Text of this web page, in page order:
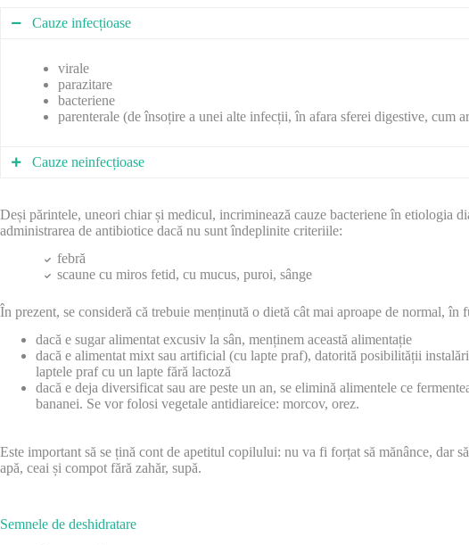
Cauze infecțioase
virale
parazitare
bacteriene
parenterale (de însoțire a unei alte infecții, în afara sferei digestive, cum
Cauze neinfecțioase
greșeli alimentare (supra și subalimentație)
malabsorbție/maldigestie (în acest caz episoadele de diaree sunt
tratamente antibiotice prelungite, cu distrugerea florei intestinale normale
Deși părintele, uneori chiar și medicul, incriminează cauze bacteriene în etiologia
administrarea de antibiotice dacă nu sunt îndeplinite criteriile:
febră
scaune cu miros fetid, cu mucus, puroi, sânge
În prezent, se consideră că trebuie menținută o dietă cât mai aproape de normal, în
dacă e sugar alimentat excusiv la sân, menținem această alimentație
dacă e alimentat mixt sau artificial (cu lapte praf), datorită posibilității
laptele praf cu un lapte fără lactoză
dacă e deja diversificat sau are peste un an, se elimină alimentele ce
bananei. Se vor folosi vegetale antidiareice: morcov, orez.
Este important să se țină cont de apetitul copilului: nu va fi forțat să mănânce, dar
apă, ceai și compot fără zahăr, supă.
Semnele de deshidratare